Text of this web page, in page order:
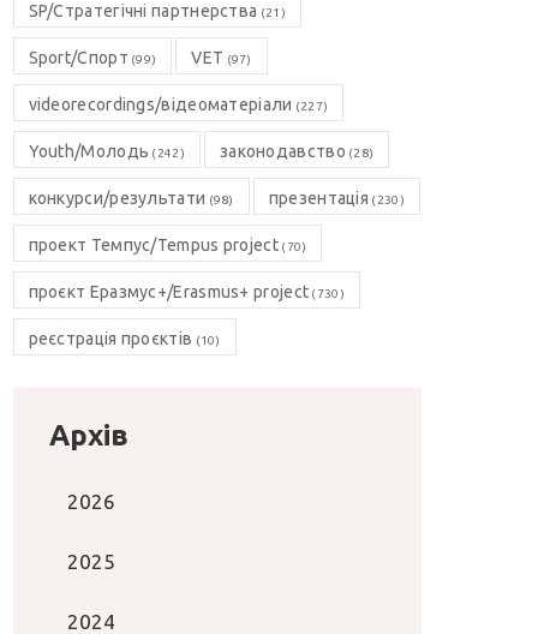
SP/Стратегічні партнерства (21)
Sport/Спорт (99) VET (97)
videorecordings/відеоматеріали (227)
Youth/Молодь (242) законодавство (28)
конкурси/результати (98) презентація (230)
проект Темпус/Tempus project(70)
проєкт Еразмус+/Erasmus+ project (730)
реєстрація проєктів (10)
Архів
2026
2025
2024